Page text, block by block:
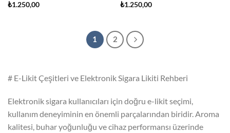
₺1.250,00
₺1.250,00
1 2
# E-Likit Çeşitleri ve Elektronik Sigara Likiti Rehberi
Elektronik sigara kullanıcıları için doğru e-likit seçimi,
kullanım deneyiminin en önemli parçalarından biridir. Aroma
kalitesi, buhar yoğunluğu ve cihaz performansı üzerinde